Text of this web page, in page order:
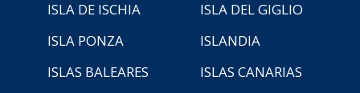
ISLA DE ISCHIA
ISLA DEL GIGLIO
ISLA PONZA
ISLANDIA
ISLAS BALEARES
ISLAS CANARIAS